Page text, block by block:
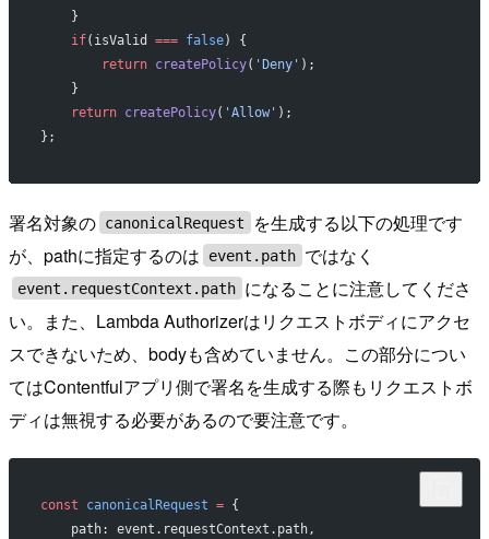
    }
    if
(isValid === false) {
        return
createPolicy( 'Deny' );
    }
    return
createPolicy( 'Allow' );
};
署名対象の canonicalRequest
を生成する以下の処理です
が、pathに指定するのは
event.path ではなく
event.requestContext.path になることに注意してくださ
い。また、Lambda Authorizerはリクエストボディにアクセ
スできないため、bodyも含めていません。この部分につい
てはContentfulアプリ側で署名を生成する際もリクエストボ
ディは無視する必要があるので要注意です。
const canonicalRequest = {
    path: event.requestContext.path,